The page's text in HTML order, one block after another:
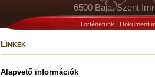
6500 Baja, Szent
Történetünk |
Linkek
Alapvető információk